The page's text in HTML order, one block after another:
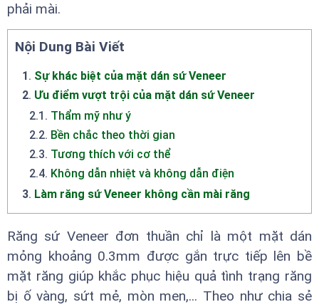
phải mài.
Nội Dung Bài Viết
1. Sự khác biệt của mặt dán sứ Veneer
2. Ưu điểm vượt trội của mặt dán sứ Veneer
2.1 . Thẩm mỹ như ý
2.2. Bền chắc theo thời gian
2.3. Tương thích với cơ thể
2.4. Không dẫn nhiệt và không dẫn điện
3. Làm răng sứ Veneer không cần mài răng
Răng sứ Veneer đơn thuần chỉ là một mặt dán
mỏng khoảng 0.3mm được gắn trực tiếp lên bề
mặt răng giúp khắc phục hiệu quả tình trạng răng
bị ố vàng, sứt mẻ, mòn men,... Theo như chia sẻ